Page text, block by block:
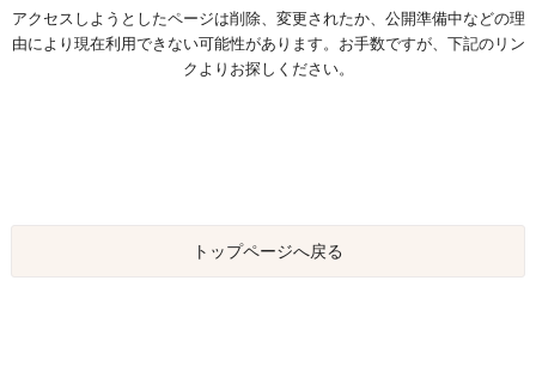
アクセスしようとしたページは削除、変更されたか、公開準備中などの理
由により現在利用できない可能性があります。お手数ですが、下記のリン
クよりお探しください。
トップページへ戻る